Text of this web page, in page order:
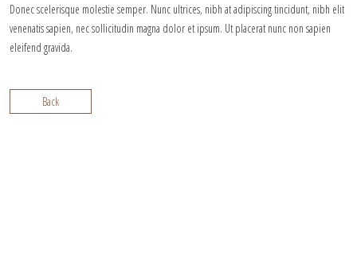
Donec scelerisque molestie semper. Nunc ultrices, nibh at adipiscing tincidunt, nibh elit
venenatis sapien, nec sollicitudin magna dolor et ipsum. Ut placerat nunc non sapien
eleifend gravida.
Back